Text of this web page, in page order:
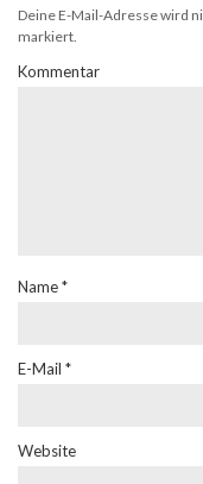
Deine E-Mail-Adresse wird
markiert.
Kommentar
Name*
E-Mail *
Website